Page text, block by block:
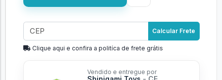
Calcular Frete
Clique aqui e confira a politíca de frete grátis
Vendido e entregue por